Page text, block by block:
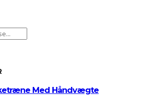
Med Håndvægte